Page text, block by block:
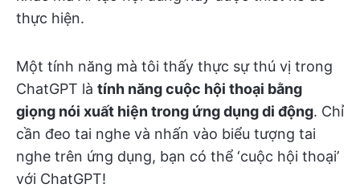
thực hiện.
Một tính năng mà tôi thấy thực sự thú vị trong
ChatGPT là tính năng cuộc hội thoại bằng
giọng nói xuất hiện trong ứng dụng di động. Chỉ
cần đeo tai nghe và nhấn vào biểu tượng tai
nghe trên ứng dụng, bạn có thể ‘cuộc hội thoại’
với ChatGPT!